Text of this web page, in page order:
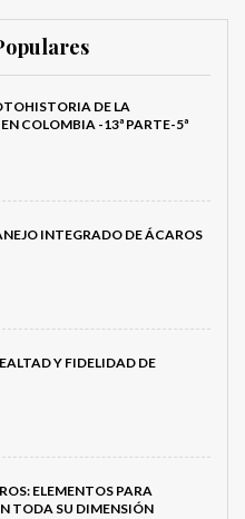
DE LA
COLOMBIA -13ª PARTE-5ª
INTEGRADO DE ÁCAROS
Y FIDELIDAD DE
ELEMENTOS PARA
TODA SU DIMENSIÓN